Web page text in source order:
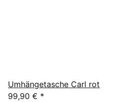
Umhängetasche Carl rot
99,90 € *